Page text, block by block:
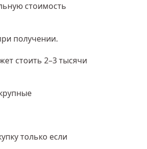
стоимость
получении.
стоить 2–3 тысячи
только если